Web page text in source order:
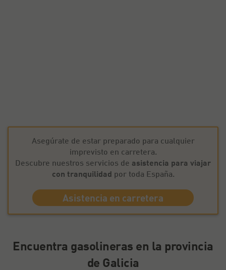
Asegúrate de estar preparado para cualquier
imprevisto en carretera.
Descubre nuestros servicios de asistencia para viajar
con tranquilidad por toda España.
Asistencia en carretera
Encuentra gasolineras en la provincia
de Galicia